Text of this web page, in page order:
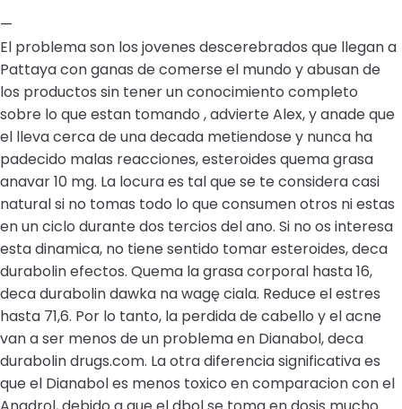
—
El problema son los jovenes descerebrados que llegan a
Pattaya con ganas de comerse el mundo y abusan de
los productos sin tener un conocimiento completo
sobre lo que estan tomando , advierte Alex, y anade que
el lleva cerca de una decada metiendose y nunca ha
padecido malas reacciones, esteroides quema grasa
anavar 10 mg. La locura es tal que se te considera casi
natural si no tomas todo lo que consumen otros ni estas
en un ciclo durante dos tercios del ano. Si no os interesa
esta dinamica, no tiene sentido tomar esteroides, deca
durabolin efectos. Quema la grasa corporal hasta 16,
deca durabolin dawka na wagę ciala. Reduce el estres
hasta 71,6. Por lo tanto, la perdida de cabello y el acne
van a ser menos de un problema en Dianabol, deca
durabolin drugs.com. La otra diferencia significativa es
que el Dianabol es menos toxico en comparacion con el